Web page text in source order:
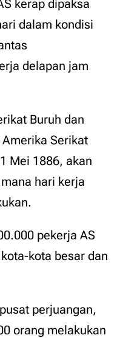
kerap dipaksa
dalam kondisi
delapan jam
Buruh dan
Serikat
Mei 1886, akan
hari kerja
pekerja AS
kota besar dan
perjuangan,
orang melakukan